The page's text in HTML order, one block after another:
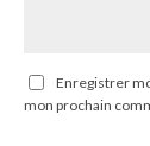
Enregistrer
mon prochain